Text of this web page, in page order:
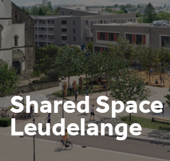
Shared Space
Leudelange